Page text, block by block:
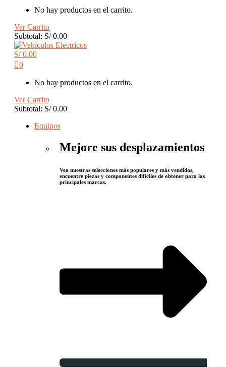
No hay productos en el carrito.
Ver Carrito
Subtotal: S/0.00
S/0.00
0
No hay productos en el carrito.
Ver Carrito
Subtotal: S/0.00
Equipos
Mejore sus desplazamientos
Vea nuestras selecciones más populares y más vendidas,
encuentre piezas y componentes difíciles de obtener para las
principales marcas.